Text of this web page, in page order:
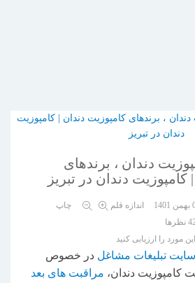
دندان ، برندهای
دندان در تبریز
اندازه قلم
چاپ
نظرها
این مورد را ارزیابی کنید
سایت تبلیغات مشاغل در خصوص
کامپوزیت دندان، مراقبت های بعد